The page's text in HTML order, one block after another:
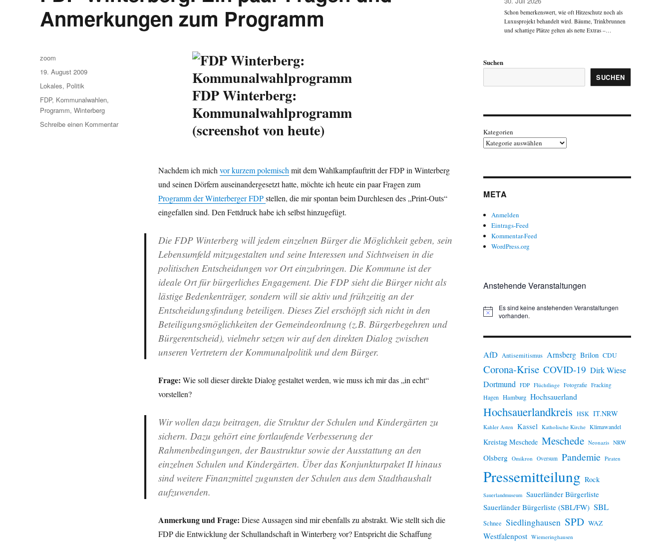
Anmerkungen zum Programm
FDP Winterberg:
Kommunalwahlprogramm
(screenshot von heute)
Nachdem ich michvor kurzem polemischmit dem Wahlkampfauftritt der FDP in Winterberg
und seinen Dörfern auseinandergesetzt hatte, möchte ich heute ein paar Fragen zum
Programm der Winterberger FDPstellen, die mir spontan beim Durchlesen des „Print-Outs“
eingefallen sind. Den Fettdruck habe ich selbst hinzugefügt.
Die FDP Winterberg will jedem einzelnen Bürger die Möglichkeit geben, sein
Lebensumfeld mitzugestalten und seine Interessen und Sichtweisen in die
politischen Entscheidungen vor Ort einzubringen. Die Kommune ist der
ideale Ort für bürgerliches Engagement. Die FDP sieht die Bürger nicht als
lästige Bedenkenträger, sondern will sie aktiv und frühzeitig an der
Entscheidungsfindung beteiligen. Dieses Ziel erschöpft sich nicht in den
Beteiligungsmöglichkeiten der Gemeindeordnung (z.B. Bürgerbegehren und
Bürgerentscheid), vielmehr setzen wirauf den direkten Dialog zwischen
unseren Vertretern der Kommunalpolitik und dem Bürger.
Frage: Wie soll dieser direkte Dialog gestaltet werden, wie muss ich mir das „in echt“
vorstellen?
Wir wollen dazu beitragen, die Struktur der Schulen und Kindergärten zu
sichern. Dazu gehört eine fortlaufende Verbesserung der
Rahmenbedingungen, der Baustruktur sowie der Ausstattung an den
einzelnen Schulen und Kindergärten. Über das Konjunkturpaket II hinaus
sind weitere Finanzmittel zugunsten der Schulen aus dem Stadthaushalt
aufzuwenden.
Anmerkung und Frage: Diese Aussagen sind mir ebenfalls zu abstrakt. Wie stellt sich die
FDP die Entwicklung der Schullandschaft in Winterberg vor? Entspricht die Schaffung
Autor
zoom
Veröffentlicht
am
19. August 2009
Kategorien
Lokales, Politik
Schlagwörter
FDP, Kommunalwahlen,
Programm,Winterberg
Schreibe einen Kommentarzu
Schon bemerkenswert, wie oft Hitzeschutz noch als
Luxusprojekt behandelt wird. Bäume, Trinkbrunnen
und schattige Plätze gelten als nette Extras –…
Suchen
SUCHEN
Kategorien
META
Anmelden
Eintrags-Feed
Kommentar-Feed
WordPress.org
Anstehende Veranstaltungen
H
w
Es sind keine anstehenden Veranstaltungen
vorhanden.
AfD Antisemitismus Arnsberg Brilon CDU
Corona-Krise COVID-19 Dirk Wiese
Dortmund FDP Flüchtlinge Fotografie Fracking
Hagen Hamburg Hochsauerland
Hochsauerlandkreis HSK IT.NRW
Kahler Asten Kassel Katholische Kirche Klimawandel
Kreistag Meschede Meschede Neonazis NRW
Olsberg Omikron Oversum Pandemie Piraten
Pressemitteilung Rock
Sauerlandmuseum Sauerländer Bürgerliste
Sauerländer Bürgerliste (SBL/FW) SBL
Schnee Siedlinghausen SPD WAZ
Westfalenpost Wiemeringhausen